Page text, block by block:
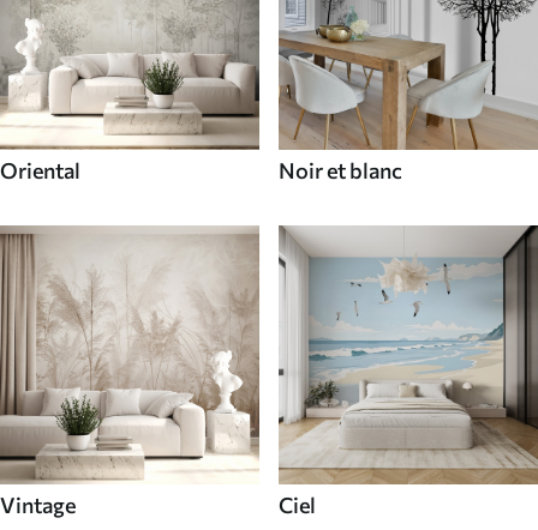
Oriental Noir et blanc
Vintage Ciel